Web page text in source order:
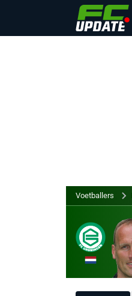
Voetballers